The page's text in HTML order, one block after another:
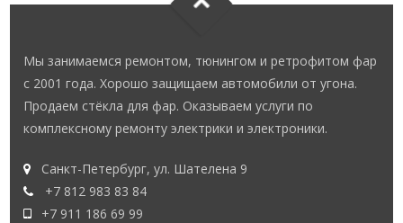
Мы занимаемся ремонтом, тюнингом и ретрофитом фар
с 2001 года. Хорошо защищаем автомобили от угона.
Продаем стёкла для фар. Оказываем услуги по
комплексному ремонту электрики и электроники.
Санкт-Петербург, ул. Шателена 9
+7 812 983 83 84
+7 911 186 69 99